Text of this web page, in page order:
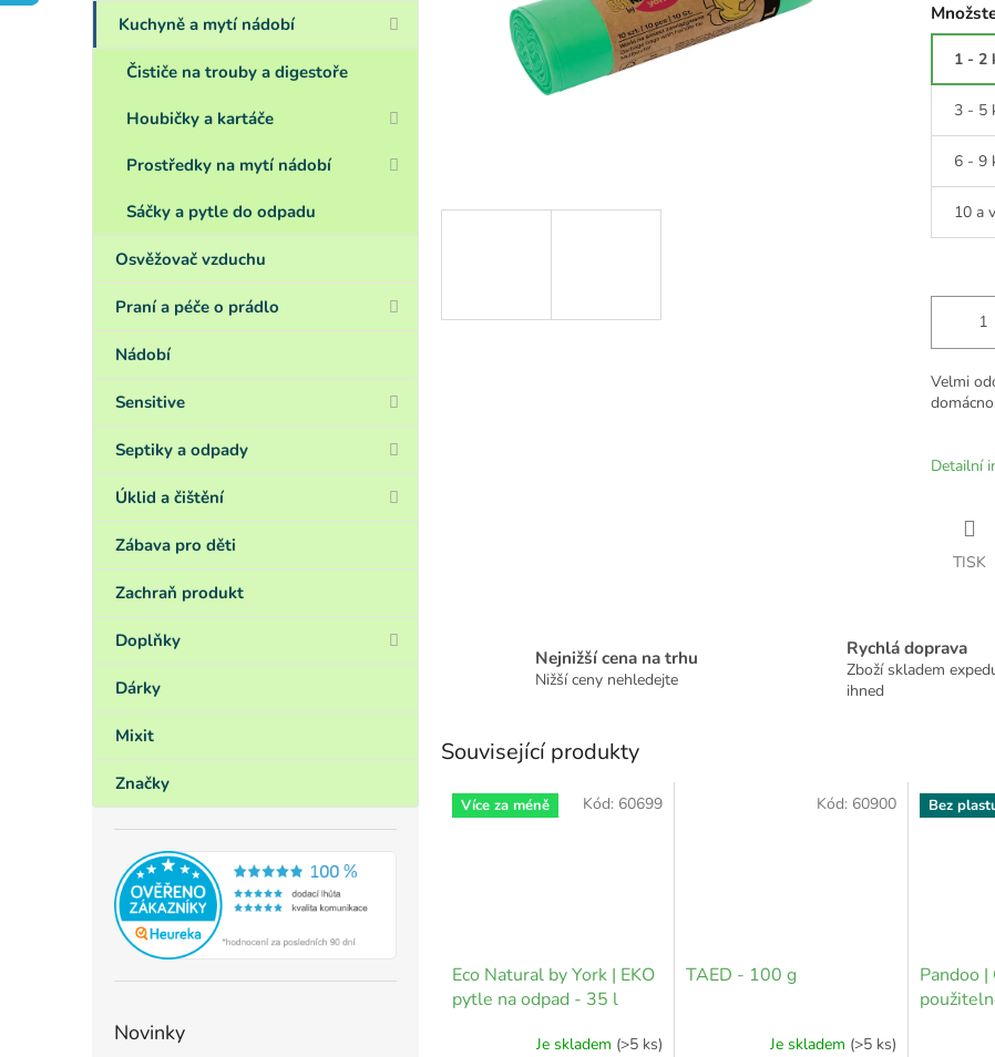
e
Kuchyně a mytí nádobí
Čističe na trouby a digestoře
Houbičky a kartáče
Prostředky na mytí nádobí
Sáčky a pytle do odpadu
Osvěžovač vzduchu
Praní a péče o prádlo
Nádobí
Sensitive
Septiky a odpady
Úklid a čištění
Zábava pro děti
Zachraň produkt
Doplňky
Dárky
Mixit
Značky
Novinky
1 - 2
3 - 5
6 - 9
10 a
Velmi
Detailní
TISK
Nejnižší cena na trhu
Nižší ceny nehledejte
Rychlá doprava
Zboží skladem
ihned
Související produkty
Více za méně
Eco Natural by York | EKO
pytle na odpad - 35 l
Je skladem (>5 ks)
Kód: 60699
TAED - 100 g
Je skladem (>5 ks)
Kód: 60900 Bez
Pandoo |